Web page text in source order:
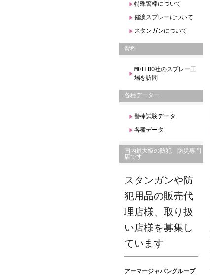
特殊警棒について
催涙スプレーについて
スタンガンについて
資料
MOTEDO社のスプレー工
場を訪問
各種データー
警棒試験データ
各種データ
国内最大級の防犯、防災専門
店です
スタンガンや防
犯用品の販売代
理店様、取り扱
い店様を募集し
ています
アーマージャパングループ